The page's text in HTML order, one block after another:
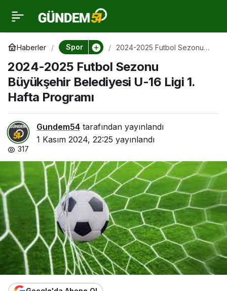
Haberler Spor
2024-2025 Futbol Sezonu
Ligi 1. Hafta Programı
2024-2025 Futbol Sezonu
Büyükşehir Belediyesi U-16 Ligi 1.
Hafta Programı
Gundem54 tarafından yayınlandı
1 Kasım 2024, 22:25 yayınlandı
317
2024-2025 Futbol
Sezonu Büyükşehir
Belediyesi U-16 Ligi 1.
Hafta Programı